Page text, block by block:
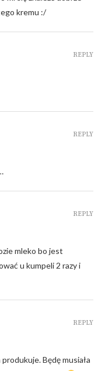
kremu :/
REPLY
REPLY
mleko bo jest
u kumpeli 2 razy i
REPLY
Będę musiała
REPLY